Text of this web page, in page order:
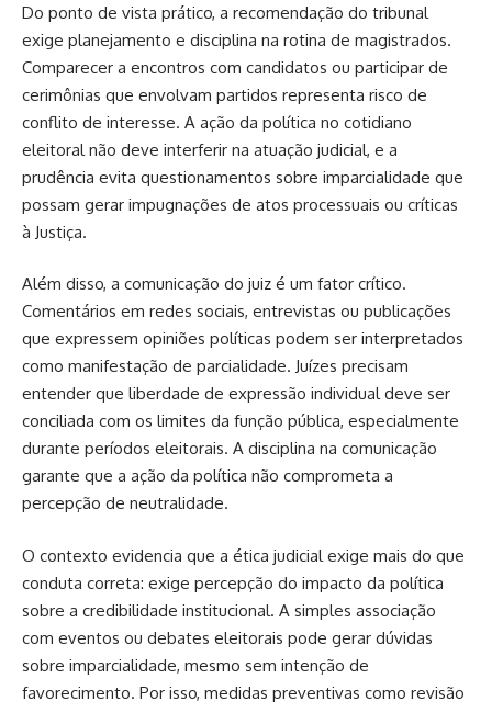
Do ponto de vista prático, a recomendação do tribunal
exige planejamento e disciplina na rotina de magistrados.
Comparecer a encontros com candidatos ou participar de
cerimônias que envolvam partidos representa risco de
conflito de interesse. A ação da política no cotidiano
eleitoral não deve interferir na atuação judicial, e a
prudência evita questionamentos sobre imparcialidade que
possam gerar impugnações de atos processuais ou críticas
à Justiça.
Além disso, a comunicação do juiz é um fator crítico.
Comentários em redes sociais, entrevistas ou publicações
que expressem opiniões políticas podem ser interpretados
como manifestação de parcialidade. Juízes precisam
entender que liberdade de expressão individual deve ser
conciliada com os limites da função pública, especialmente
durante períodos eleitorais. A disciplina na comunicação
garante que a ação da política não comprometa a
percepção de neutralidade.
O contexto evidencia que a ética judicial exige mais do que
conduta correta: exige percepção do impacto da política
sobre a credibilidade institucional. A simples associação
com eventos ou debates eleitorais pode gerar dúvidas
sobre imparcialidade, mesmo sem intenção de
favorecimento. Por isso, medidas preventivas como revisão